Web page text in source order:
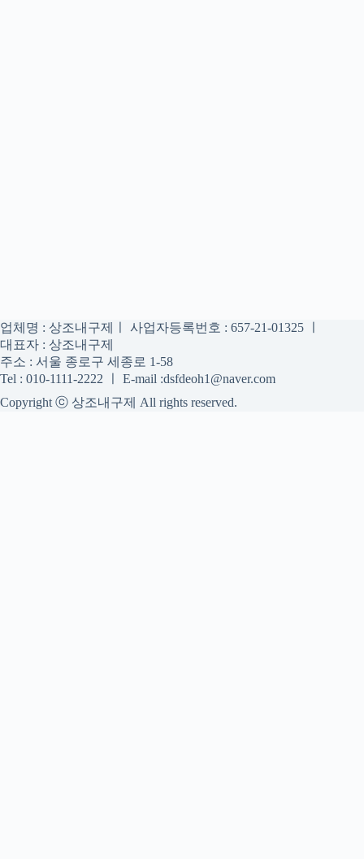
업체명 : 상조내구제ㅣ 사업자등록번호 : 657-21-01325 ㅣ
대표자 : 상조내구제
주소 : 서울 종로구 세종로 1-58
Tel : 010-1111-2222 ㅣ E-mail :dsfdeoh1@naver.com
Copyright ⓒ 상조내구제 All rights reserved.